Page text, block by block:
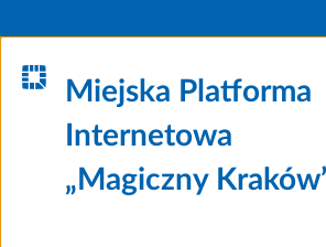
Miejska Platforma
Internetowa
„Magiczny